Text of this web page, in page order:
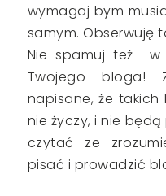
wymagaj bym
samym. Obserwuję
Nie spamuj też w
Twojego bloga!
napisane, że
nie życzy, i nie
czytać ze
pisać i prowadzić